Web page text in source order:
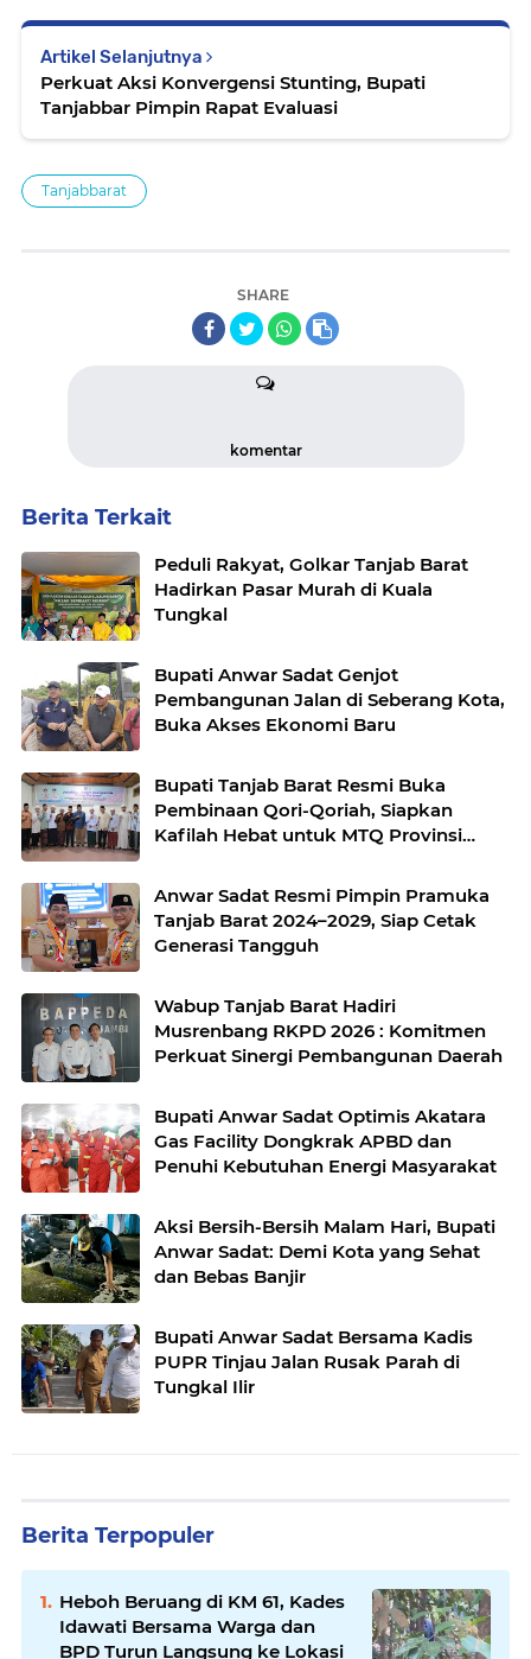
Artikel Selanjutnya
Perkuat Aksi Konvergensi Stunting, Bupati
Tanjabbar Pimpin Rapat Evaluasi
Tanjabbarat
SHARE
komentar
Berita Terkait
Peduli Rakyat, Golkar Tanjab Barat
Hadirkan Pasar Murah di Kuala
Tungkal
Bupati Anwar Sadat Genjot
Pembangunan Jalan di Seberang Kota,
Buka Akses Ekonomi Baru
Bupati Tanjab Barat Resmi Buka
Pembinaan Qori-Qoriah, Siapkan
Kafilah Hebat untuk MTQ Provinsi
Anwar Sadat Resmi Pimpin Pramuka
Tanjab Barat 2024–2029, Siap Cetak
Generasi Tangguh
Wabup Tanjab Barat Hadiri
Musrenbang RKPD 2026 : Komitmen
Perkuat Sinergi Pembangunan Daerah
Bupati Anwar Sadat Optimis Akatara
Gas Facility Dongkrak APBD dan
Penuhi Kebutuhan Energi Masyarakat
Aksi Bersih-Bersih Malam Hari, Bupati
Anwar Sadat: Demi Kota yang Sehat
dan Bebas Banjir
Bupati Anwar Sadat Bersama Kadis
PUPR Tinjau Jalan Rusak Parah di
Tungkal Ilir
Berita Terpopuler
Heboh Beruang di KM 61, Kades
Idawati Bersama Warga dan
BPD Turun Langsung ke Lokasi